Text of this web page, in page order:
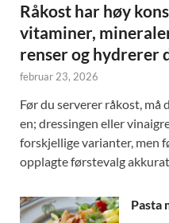
Råkost har høy
vitaminer,
renser og hydrerer
februar 23, 2026
Før du serverer råkost, må
en; dressingen eller
forskjellige varianter, men
opplagte førstevalg
Pasta